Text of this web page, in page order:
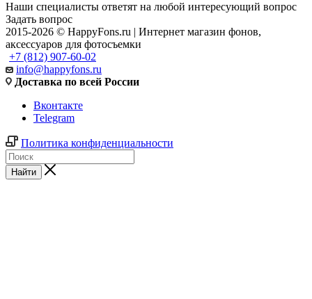
Наши специалисты ответят на любой интересующий вопрос
Задать вопрос
2015-2026 © HappyFons.ru | Интернет магазин фонов,
аксессуаров для фотосъемки
+7 (812) 907-60-02
info@happyfons.ru
Доставка по всей России
Вконтакте
Telegram
Политика конфиденциальности
Найти